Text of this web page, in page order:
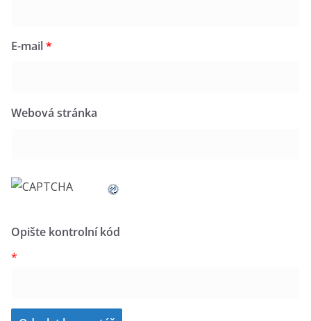
E-mail*
Webová stránka
Opište kontrolní kód
*